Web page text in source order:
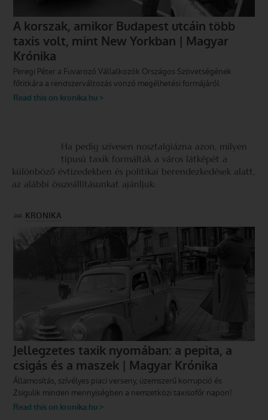
Ha pedig szívesen nosztalgiázna azon, milyen
típusú taxik formálták a város látképét a
különböző évtizedekben és politikai berendezkedések alatt,
az alábbi összeállításunkat ajánljuk: